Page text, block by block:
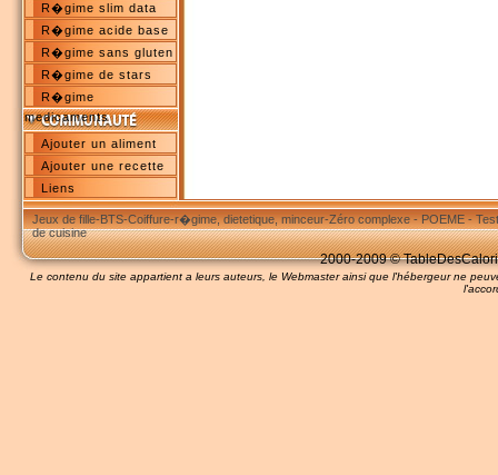
R�gime slim data
R�gime acide base
R�gime sans gluten
R�gime de stars
R�gime
medicaments
Ajouter un aliment
Ajouter une recette
Liens
Jeux de fille-BTS-Coiffure-r�gime, dietetique, minceur-Zéro complexe-POEME-
de cuisine
2000-2009 ©
Le contenu du site appartient a leurs auteurs, le Webmaster ainsi que l'hébergeur ne